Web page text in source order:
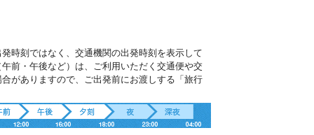
時刻ではなく、交通機関の出発時刻を表示して
前・午後など）は、ご利用いただく交通便や交
がありますので、ご出発前にお渡しする「旅行